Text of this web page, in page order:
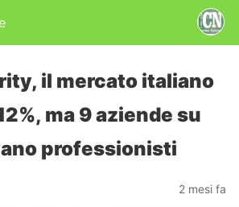
il mercato italiano
ma 9 aziende su
professionisti
2 mesi fa